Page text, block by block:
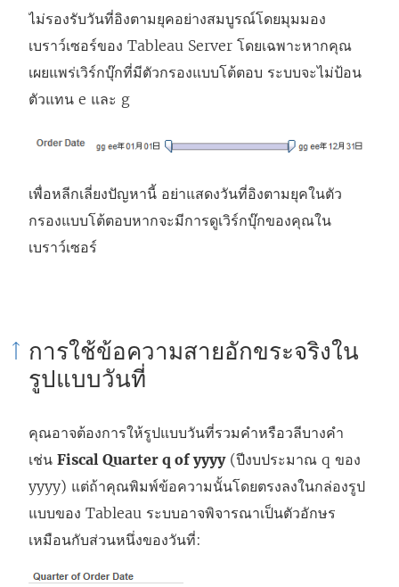
ไม่รองรับวันที่อิงตามยุคอย่างสมบูรณ์โดยมุมมอง
เบราว์เซอร์ของ Tableau Server โดยเฉพาะหากคุณ
เผยแพร่เวิร์กบุ๊กที่มีตัวกรองแบบโต้ตอบ ระบบจะไม่ป้อน
ตัวแทน e และ g
เพื่อหลีกเลี่ยงปัญหานี้ อย่าแสดงวันที่อิงตามยุคในตัว
กรองแบบโต้ตอบหากจะมีการดูเวิร์กบุ๊กของคุณใน
เบราว์เซอร์
การใช้ข้อความสายอักขระจริงใน
รูปแบบวันที่
คุณอาจต้องการให้รูปแบบวันที่รวมคำหรือวลีบางคำ
เช่น Fiscal Quarter q of yyyy(ปีงบประมาณ q ของ
yyyy) แต่ถ้าคุณพิมพ์ข้อความนั้นโดยตรงลงในกล่องรูป
แบบของ Tableau ระบบอาจพิจารณาเป็นตัวอักษร
เหมือนกับส่วนหนึ่งของวันที่: